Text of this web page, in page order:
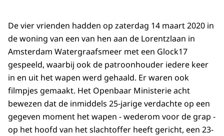
De vier vrienden hadden op zaterdag 14 maart 2020 in
de woning van een van hen aan de Lorentzlaan in
Amsterdam Watergraafsmeer met een Glock17
gespeeld, waarbij ook de patroonhouder iedere keer
in en uit het wapen werd gehaald. Er waren ook
filmpjes gemaakt. Het Openbaar Ministerie acht
bewezen dat de inmiddels 25-jarige verdachte op een
gegeven moment het wapen - wederom voor de grap -
op het hoofd van het slachtoffer heeft gericht, een 23-